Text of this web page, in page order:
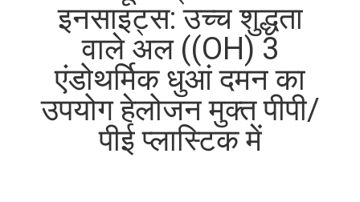
इनसाइट्स: उच्च शुद्धता
वाले अल ((OH) 3
एंडोथर्मिक धुआं दमन का
उपयोग हेलोजन मुक्त पीपी/
पीई प्लास्टिक में